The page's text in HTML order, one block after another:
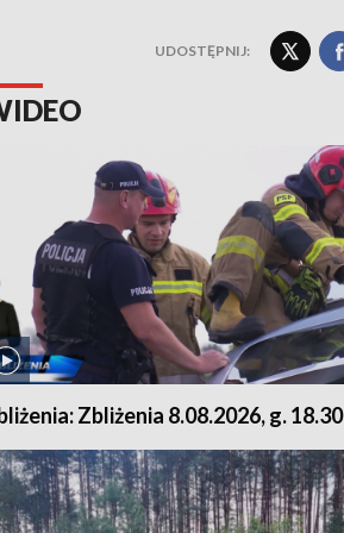
UDOSTĘPNIJ:
Zbliżenia 8.08.2026, g. 18.30